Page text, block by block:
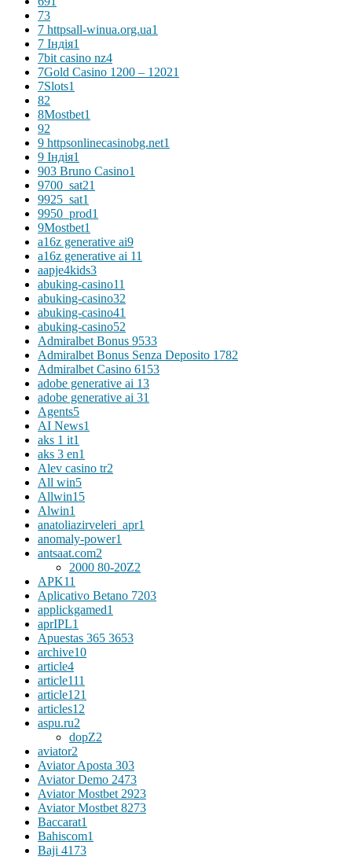
73
7 httpsall-winua.org.ua1
7 Індія1
7bit casino nz4
7Gold Casino 1200 – 12021
7Slots1
82
8Mostbet1
92
9 httpsonlinecasinobg.net1
9 Індія1
903 Bruno Casino1
9700_sat21
9925_sat1
9950_prod1
9Mostbet1
a16z generative ai9
a16z generative ai 11
aapje4kids3
abuking-casino11
abuking-casino32
abuking-casino41
abuking-casino52
Admiralbet Bonus 9533
Admiralbet Bonus Senza Deposito 1782
Admiralbet Casino 6153
adobe generative ai 13
adobe generative ai 31
Agents5
AI News1
aks 1 it1
aks 3 en1
Alev casino tr2
All win5
Allwin15
Alwin1
anatoliazirveleri_apr1
anomaly-power1
antsaat.com2
2000 80-20Z2
APK11
Aplicativo Betano 7203
applickgamed1
aprIPL1
Apuestas 365 3653
archive10
article4
article111
article121
articles12
aspu.ru2
dopZ2
aviator2
Aviator Aposta 303
Aviator Demo 2473
Aviator Mostbet 2923
Aviator Mostbet 8273
Baccarat1
Bahiscom1
Baji 4173